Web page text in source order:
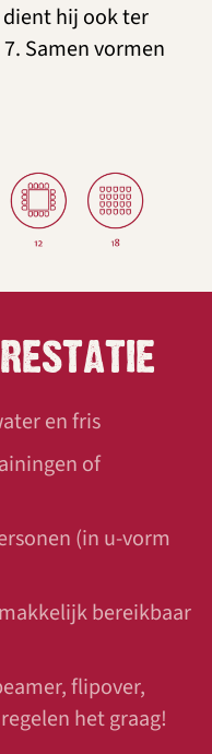
hij ook ter
Samen vormen
en fris
of
(in u-vorm
bereikbaar
flipover,
het graag!